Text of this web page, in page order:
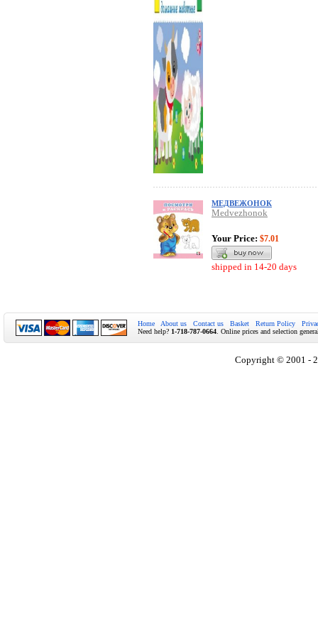
МЕДВЕЖОНОК
Medvezhonok
Your Price: $7.01
shipped in 14-20 days
Home About us Contact us Basket Return Policy
Need help? 1-718-787-0664 . Online prices and selection
Copyright © 2001 -